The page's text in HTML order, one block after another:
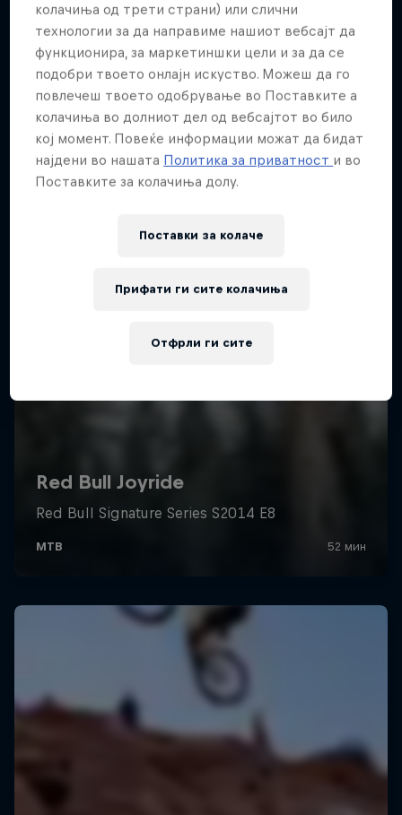
Повеќе слична содржина
колачиња од трети страни) или слични
технологии за да направиме нашиот вебсајт да
функционира, за маркетиншки цели и за да се
подобри твоето онлајн искуство. Можеш да го
повлечеш твоето одобрување во Поставките а
колачиња во долниот дел од вебсајтот во било
кој момент. Повеќе информации можат да бидат
најдени во нашата Политика за приватност и во
Поставките за колачиња долу.
Поставки за колачe
Отфрли ги сите
Прифати ги сите колачиња